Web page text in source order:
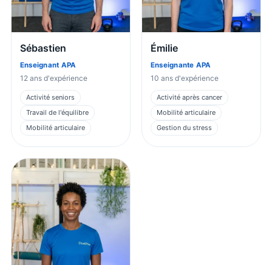
Sébastien
Enseignant APA
12 ans d'expérience
Activité seniors
Travail de l'équilibre
Mobilité articulaire
Émilie
Enseignante APA
10 ans d'expérience
Activité après cancer
Mobilité articulaire
Gestion du stress